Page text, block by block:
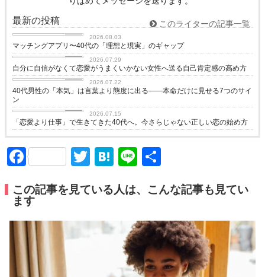
最新の投稿 このライターの記事一覧
2026.08.03
マッチングアプリ〜40代の「理想と現実」のギャップ
love
2026.07.29
自分に自信がなくて恋愛がうまくいかない女性へ送る自己肯定感の高め方
love
2026.07.22
40代男性の「本気」は言葉より態度に出る——本命だけに見せる7つのサイ
ン
love
2026.07.15
「恋愛より仕事」で生きてきた40代へ。今さらじゃない正しい恋の始め方
FacebookTwitter
Hatena
Line
この記事を見ている人は、こんな記事も見てい
ます